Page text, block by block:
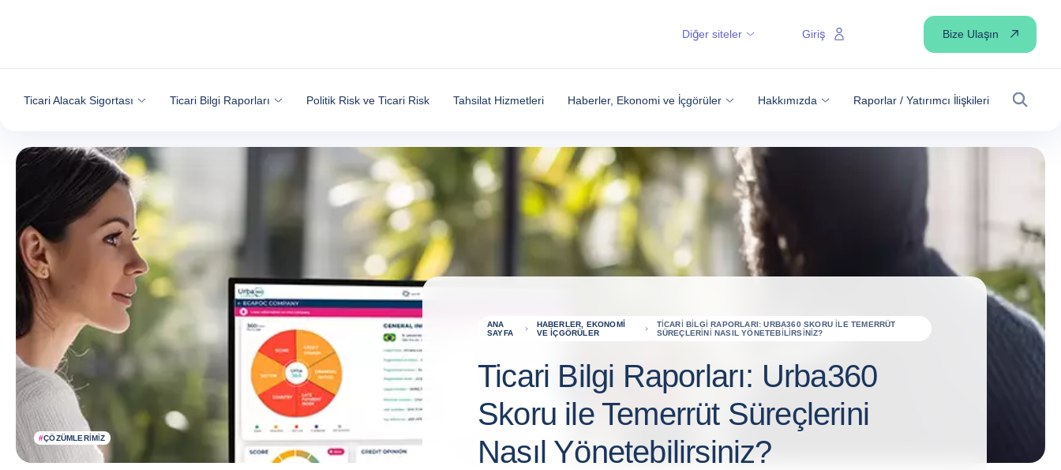
Ticari Alacak Sigortası Ticari Bilgi Raporları Politik Risk ve Ticari Risk Tahsilat Hizmetleri Haberler, Ekonomi ve İçgörüler Hakkımızda Raporlar / Yatırımcı İlişkileri
Arama
Diğer siteler Giriş Bize Ulaşın
#ÇÖZÜMLERIMIZ
ANA
SAYFA
HABERLER, EKONOMI
VE İÇGÖRÜLER
TICARI BILGI RAPORLARI: URBA360 SKORU ILE TEMERRÜT
SÜREÇLERINI NASIL YÖNETEBILIRSINIZ?
Ticari Bilgi Raporları: Urba360
Skoru ile Temerrüt Süreçlerini
Nasıl Yönetebilirsiniz?